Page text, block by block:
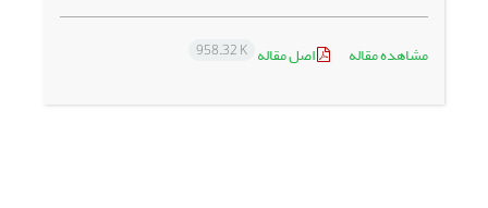
مشاهده مقاله اصل مقاله 958.32 K